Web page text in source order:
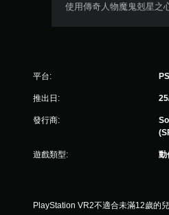
使用傳奇人物魔鬼剋星之
平台:
推出日:
發行商:
遊戲類型: 動
PlayStation VR2不適合未滿12歲的兒